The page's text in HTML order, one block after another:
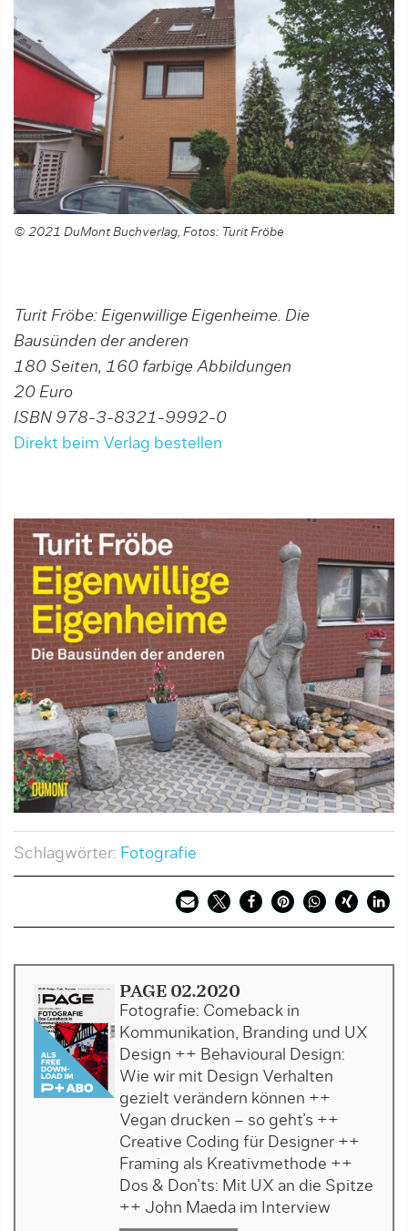
© 2021 DuMont Buchverlag, Fotos: Turit Fröbe
Turit Fröbe: Eigenwillige Eigenheime. Die
Bausünden der anderen
180 Seiten, 160 farbige Abbildungen
20 Euro
ISBN 978-3-8321-9992-0
Direkt beim Verlag bestellen
Schlagwörter: Fotografie
PAGE 02.2020
Fotografie: Comeback in
Kommunikation, Branding und UX
Design ++ Behavioural Design:
Wie wir mit Design Verhalten
gezielt verändern können ++
Vegan drucken – so geht’s ++
Creative Coding für Designer ++
Framing als Kreativmethode ++
Dos & Don’ts: Mit UX an die Spitze
++ John Maeda im Interview